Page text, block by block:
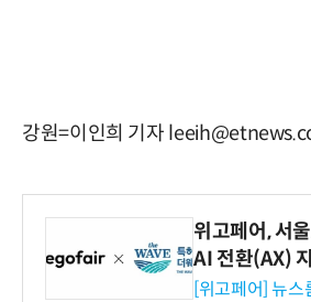
강원=이인희 기자
위고페어, 서
AI 전환(AX)
시엄 선정
[위고페어] 뉴스